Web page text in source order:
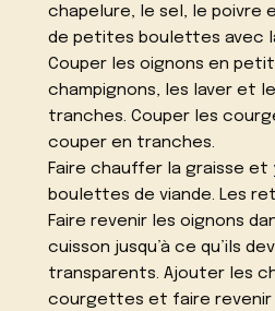
chapelure, le sel, le poivre
de petites boulettes avec
Couper les oignons en
champignons, les laver et
tranches. Couper les
couper en tranches.
Faire chauffer la graisse et
boulettes de viande. Les
Faire revenir les oignons
cuisson jusqu’à ce qu’ils
transparents. Ajouter les
courgettes et faire revenir